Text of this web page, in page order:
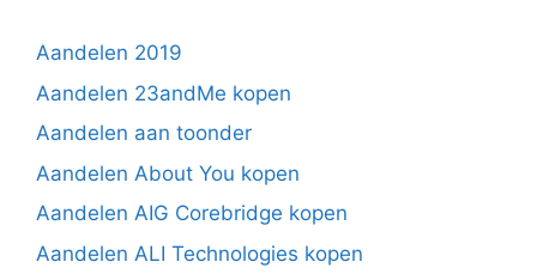
Aandelen 2019
Aandelen 23andMe kopen
Aandelen aan toonder
Aandelen About You kopen
Aandelen AIG Corebridge kopen
Aandelen ALI Technologies kopen